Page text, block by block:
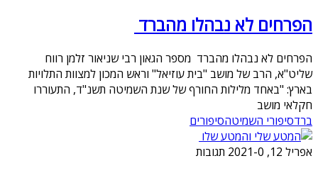
הפרחים לא נבהלו מהברד
הפרחים לא נבהלו מהברד מספר הגאון רבי שניאור זלמן רווח
שליט"א, הרב של מושב "בית עוזיאל" וראש המכון למצוות התלויות
בארץ: "באחד מלילות החורף של שנת השמיטה תשנ"ד, התעוררו
חקלאי מושב
ברדסיפורי השמיטהסיפורים
אפריל 12, 2021
-0 תגובות